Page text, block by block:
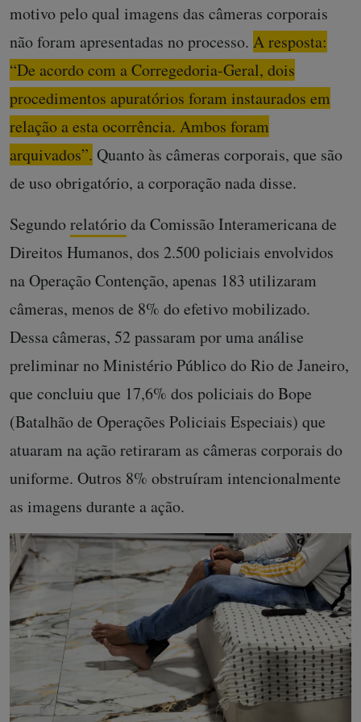
motivo pelo qual imagens das câmeras corporais
não foram apresentadas no processo. A resposta:
“De acordo com a Corregedoria-Geral, dois
procedimentos apuratórios foram instaurados em
relação a esta ocorrência. Ambos foram
arquivados”. Quanto às câmeras corporais, que são
de uso obrigatório, a corporação nada disse.
Segundorelatórioda Comissão Interamericana de
Direitos Humanos, dos 2.500 policiais envolvidos
na Operação Contenção, apenas 183 utilizaram
câmeras, menos de 8% do efetivo mobilizado.
Dessa câmeras, 52 passaram por uma análise
preliminar no Ministério Público do Rio de Janeiro,
que concluiu que 17,6% dos policiais do Bope
(Batalhão de Operações Policiais Especiais) que
atuaram na ação retiraram as câmeras corporais do
uniforme. Outros 8% obstruíram intencionalmente
as imagens durante a ação.